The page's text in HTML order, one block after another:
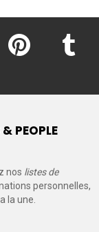
pinterest
PEOPLE
nos listes de
personnelles,
la une.